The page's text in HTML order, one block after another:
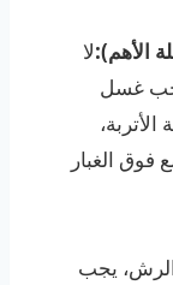
الأهم):لا
غسل
الغبار
يجب